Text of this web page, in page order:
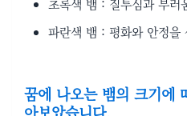
초록색 뱀 : 질투심과 부러
파란색 뱀 : 평화와 안정을
꿈에 나오는 뱀의 크기에
아보았습니다.